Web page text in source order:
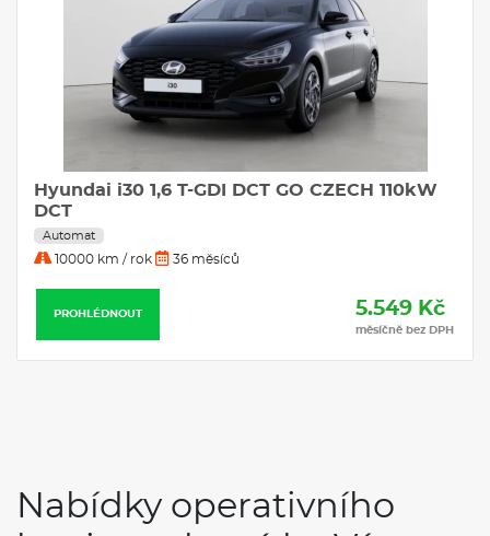
Hyundai i30 1,6 T-GDI DCT GO CZECH 110kW
DCT
Automat
10000 km / rok 36 měsíců
PROHLÉDNOUT 5.549 Kč
měsíčně bez DPH
Nabídky operativního